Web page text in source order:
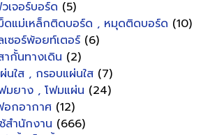
เจอร์บอร์ด (5)
ดแม่เหล็กติดบอร์ด , หมุดติดบอร์ด (10)
เซอร์พ้อยท์เตอร์ (6)
ากั้นทางเดิน (2)
นใส , กรอบแผ่นใส (7)
มยาง , โฟมแผ่น (24)
อกอากาศ (12)
สำนักงาน (666)